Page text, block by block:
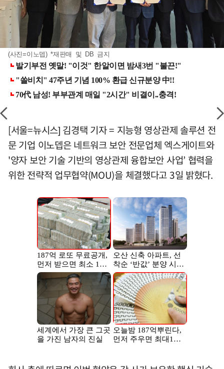
(사진=이노뎁) *재판매 및 DB 금지
[서울=뉴시스] 김경택 기자 = 지능형 영상관제 솔루션 전
문 기업 이노뎁은 네트워크 보안 전문업체 엑스게이트와
'양자 보안 기술 기반의 영상관제 융합보안 사업’ 협력을
위한 전략적 업무협약(MOU)을 체결했다고 3일 밝혔다.